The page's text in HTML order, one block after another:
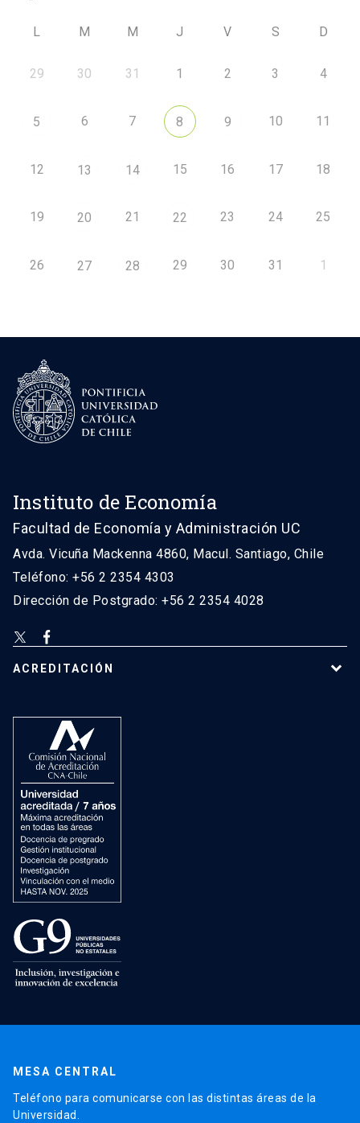
L M M J V S D
29 30 31 1 2 3 4
5 6 7 8 9 10 11
12 13 14 15 16 17 18
19 20 21 22 23 24 25
26 27 28 29 30 31 1
Instituto de Economía
Facultad de Economía y Administración UC
Avda. Vicuña Mackenna 4860, Macul. Santiago, Chile
Teléfono: +56 2 2354 4303
Dirección de Postgrado: +56 2 2354 4028
ACREDITACIÓN
MESA CENTRAL
Teléfono para comunicarse con las distintas áreas de la
Universidad.